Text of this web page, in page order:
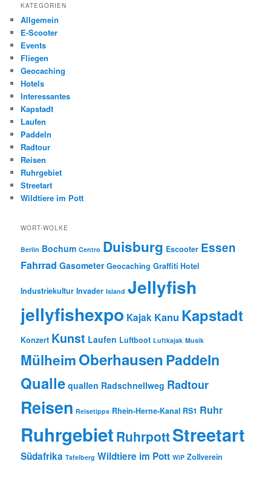
KATEGORIEN
Allgemein
E-Scooter
Events
Fliegen
Geocaching
Hotels
Interessantes
Kapstadt
Laufen
Paddeln
Radtour
Reisen
Ruhrgebiet
Streetart
Wildtiere im Pott
WORT-WOLKE
Berlin Bochum Centro Duisburg Escooter Essen
Fahrrad Gasometer Geocaching Graffiti Hotel
Industriekultur Invader Island Jellyfish
jellyfishexpo Kajak Kanu Kapstadt
Konzert Kunst Laufen Luftboot Luftkajak Musik
MülheimOberhausenPaddeln
Qualle quallen Radschnellweg Radtour
Reisen Reisetipps Rhein-Herne-Kanal RS1 Ruhr
Ruhrgebiet RuhrpottStreetart
Südafrika Tafelberg Wildtiere im Pott WiP Zollverein